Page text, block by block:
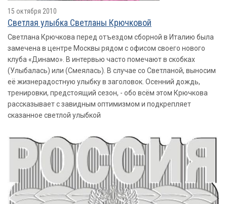
15 октября 2010
Светлая улыбка Светланы Крючковой
Светлана Крючкова перед отъездом сборной в Италию была
замечена в центре Москвы рядом с офисом своего нового
клуба «Динамо». В интервью часто помечают в скобках
(Улыбалась) или (Смеялась). В случае со Светланой, выносим
её жизнерадостную улыбку в заголовок. Осенний дождь,
тренировки, предстоящий сезон, - обо всём этом Крючкова
рассказывает с завидным оптимизмом и подкрепляет
сказанное светлой улыбкой